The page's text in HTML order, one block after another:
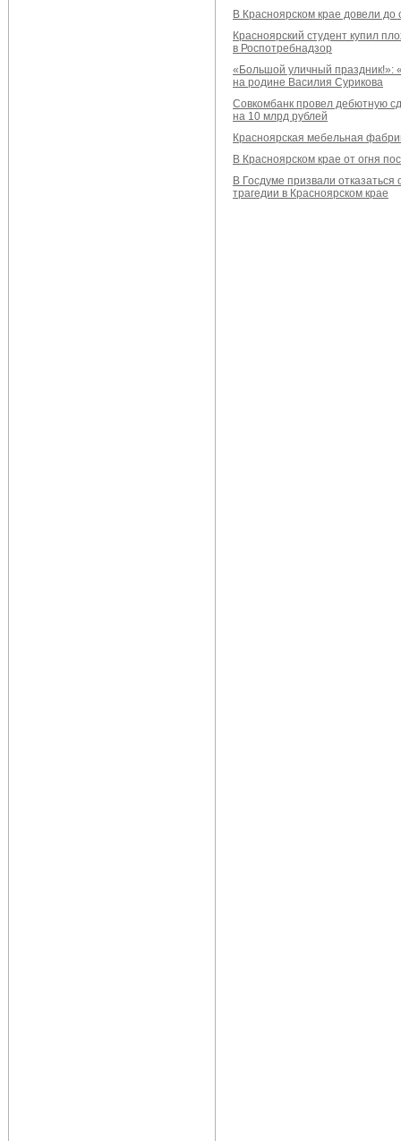
В Красноярском крае довели
Красноярский студент купил
в Роспотребнадзор
«Большой уличный праздник!»:
на родине Василия Сурикова
Совкомбанк провел дебютную
на 10 млрд рублей
Красноярская мебельная
В Красноярском крае от огня
В Госдуме призвали
трагедии в Красноярском крае